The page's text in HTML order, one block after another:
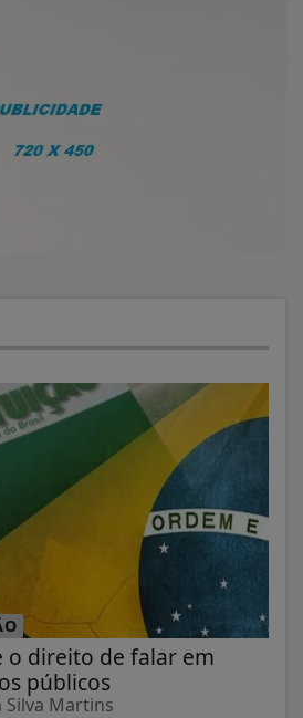
o direito de falar em
públicos
Silva Martins